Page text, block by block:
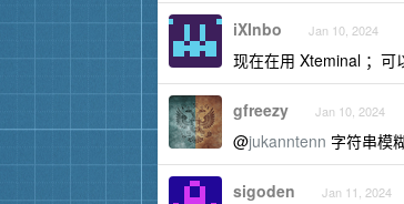
iXInbo Jan 10, 2024
现在在用 Xteminal ；可
gfreezy Jan 10, 2024
@jukanntenn 字符串模
sigoden Jan 11, 2024